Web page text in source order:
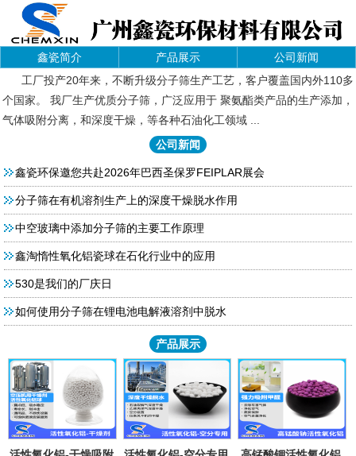
鑫瓷简介 产品展示
公司新闻
工厂投产20年来，不断升级分子筛生产工艺，客户覆盖国内外110多
个国家。 我厂生产优质分子筛，广泛应用于 聚氨酯类产品的生产添加，
气体吸附分离，和深度干燥，等各种石油化工领域 ...
公司新闻
鑫瓷环保邀您共赴2026年巴西圣保罗FEIPLAR展会
分子筛在有机溶剂生产上的深度干燥脱水作用
中空玻璃中添加分子筛的主要工作原理
鑫淘惰性氧化铝瓷球在石化行业中的应用
530是我们的厂庆日
如何使用分子筛在锂电池电解液溶剂中脱水
产品展示